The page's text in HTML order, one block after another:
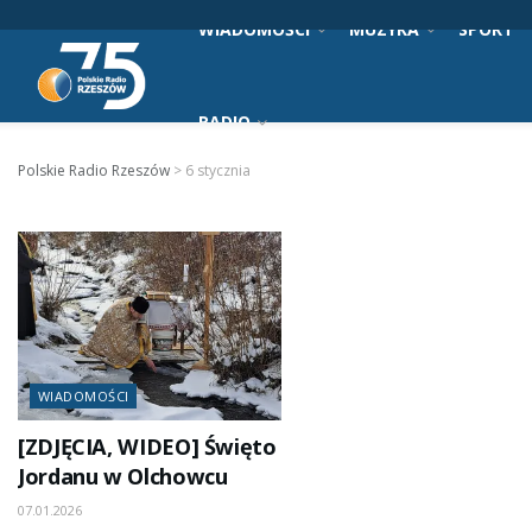
WIADOMOŚCI MUZYKA SPORT
RADIO
Polskie Radio Rzeszów > 6 stycznia
WIADOMOŚCI
[ZDJĘCIA, WIDEO] Święto
Jordanu w Olchowcu
07.01.2026